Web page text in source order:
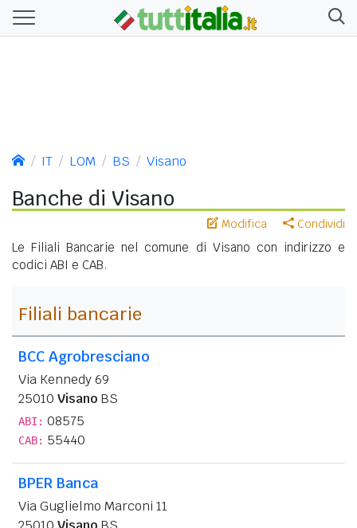
IT LOM BS Visano
Banche di Visano
Modifica Condividi
Le Filiali Bancarie nel comune di Visano con indirizzo e
codici ABI e CAB.
Filiali bancarie
BCC Agrobresciano
Via Kennedy 69
25010 Visano BS
ABI: 08575
CAB: 55440
BPER Banca
Via Guglielmo Marconi 11